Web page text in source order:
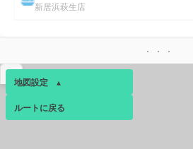
新居浜萩生店
地図設定 ▴
ベース ▴
ルートに戻る